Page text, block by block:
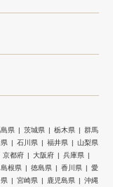
県 茨城県 栃木県
群馬
石川県 福井県
山梨県
京都府 大阪府
兵庫県
島根県 徳島県 香川県
愛
宮崎県 鹿児島県
沖縄